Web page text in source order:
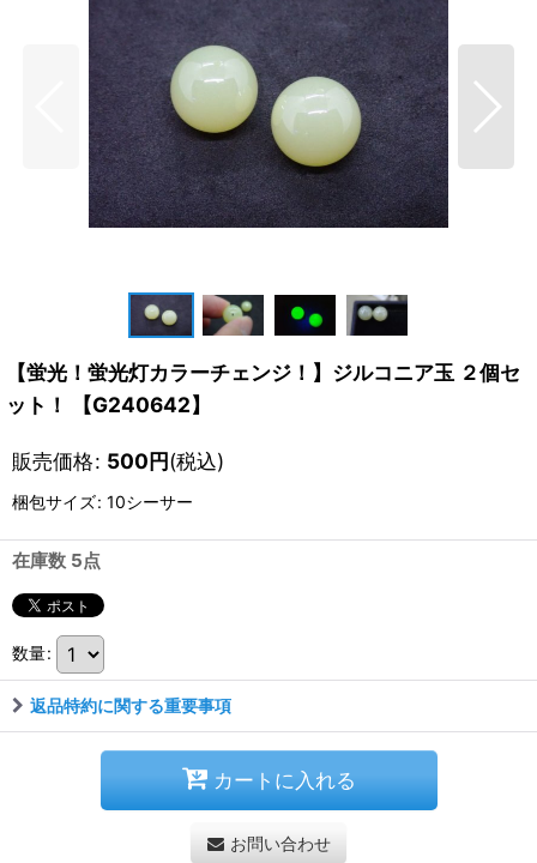
【蛍光！蛍光灯カラーチェンジ！】ジルコニア玉 ２個セ
ット！ 【G240642】
販売価格: 500円(税込)
梱包サイズ: 10シーサー
在庫数 5点
数量:
返品特約に関する重要事項
カートに入れる
お問い合わせ